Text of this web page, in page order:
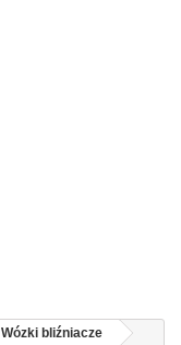
Wózki bliźniacze